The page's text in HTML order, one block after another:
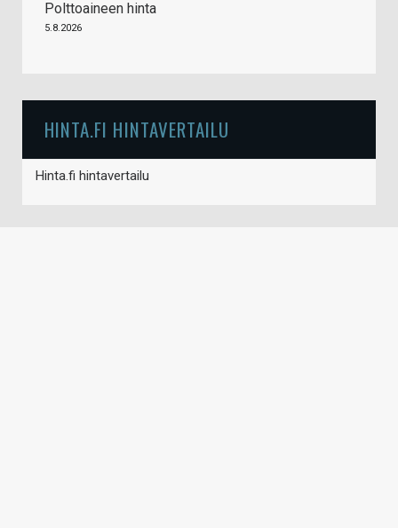
Polttoaineen hinta
5.8.2026
HINTA.FI HINTAVERTAILU
Hinta.fi hintavertailu